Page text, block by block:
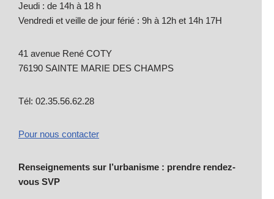
Jeudi : de 14h à 18 h
Vendredi et veille de jour férié : 9h à 12h et 14h 17H
41 avenue René COTY
76190 SAINTE MARIE DES CHAMPS
Tél: 02.35.56.62.28
Pour nous contacter
Renseignements sur l’urbanisme : prendre rendez-
vous SVP